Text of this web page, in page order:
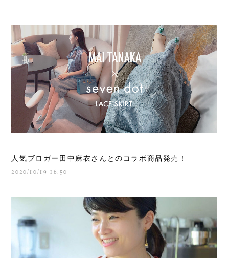
人気ブロガー田中麻衣さんとのコラボ商品発売！
2020/10/19 16:50